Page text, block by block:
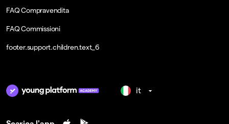
FAQ Compravendita
FAQ Commissioni
footer.support.children.text_6
it